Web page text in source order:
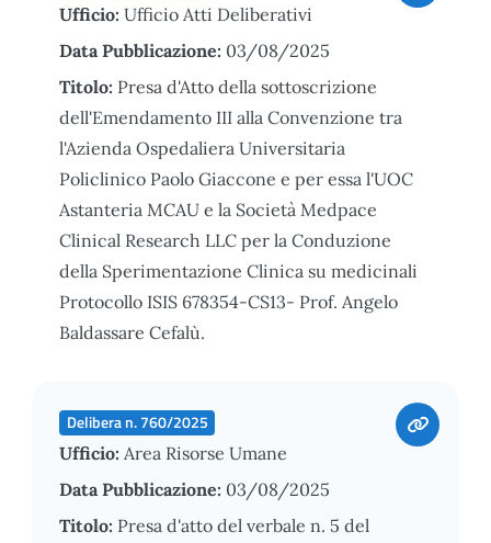
Ufficio: Ufficio Atti Deliberativi
Data Pubblicazione: 03/08/2025
Titolo: Presa d'Atto della sottoscrizione
dell'Emendamento III alla Convenzione tra
l'Azienda Ospedaliera Universitaria
Policlinico Paolo Giaccone e per essa l'UOC
Astanteria MCAU e la Società Medpace
Clinical Research LLC per la Conduzione
della Sperimentazione Clinica su medicinali
Protocollo ISIS 678354-CS13- Prof. Angelo
Baldassare Cefalù.
Delibera n. 760/2025
Ufficio: Area Risorse Umane
Data Pubblicazione: 03/08/2025
Titolo: Presa d'atto del verbale n. 5 del